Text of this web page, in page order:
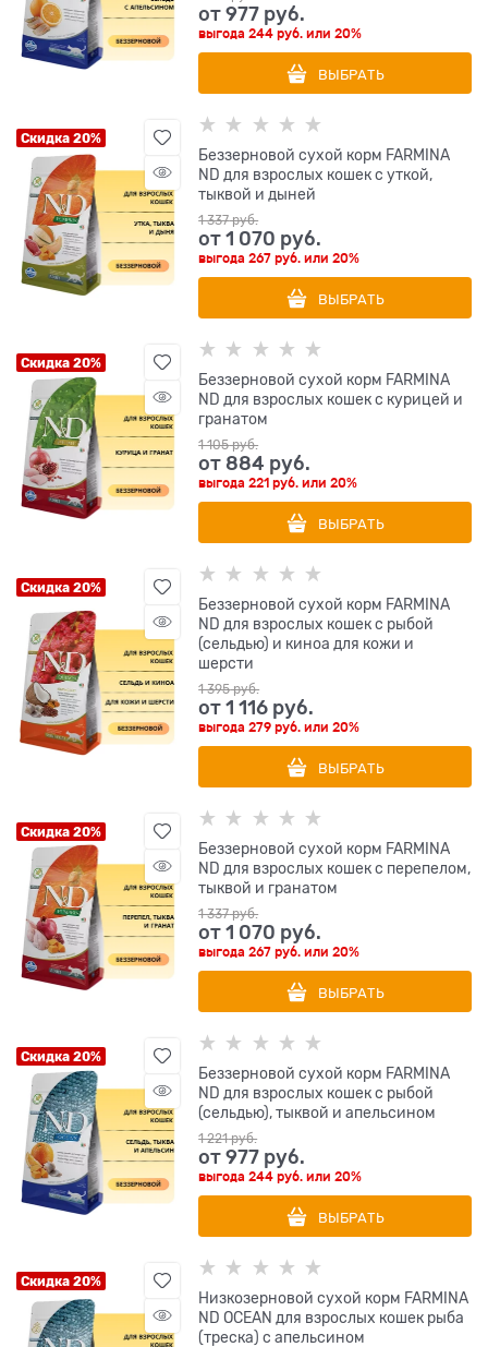
от977 руб.
выгода244 руб. или20%
ВЫБРАТЬ
Скидка 20%
Беззерновой cухой корм FARMINA
ND для взрослых кошек с уткой,
тыквой и дыней
1 337 руб.
от1 070 руб.
выгода267 руб. или20%
ВЫБРАТЬ
Скидка 20%
Беззерновой cухой корм FARMINA
ND для взрослых кошек с курицей и
гранатом
1 105 руб.
от 884 руб.
выгода221 руб. или20%
ВЫБРАТЬ
Скидка 20%
Беззерновой cухой корм FARMINA
ND для взрослых кошек с рыбой
(сельдью) и киноа для кожи и
шерсти
1 395 руб.
от1 116 руб.
выгода279 руб. или20%
ВЫБРАТЬ
Скидка 20%
Беззерновой cухой корм FARMINA
ND для взрослых кошек с перепелом,
тыквой и гранатом
1 337 руб.
от1 070 руб.
выгода267 руб. или20%
ВЫБРАТЬ
Скидка 20%
Беззерновой cухой корм FARMINA
ND для взрослых кошек с рыбой
(сельдью), тыквой и апельсином
1 221 руб.
от977 руб.
выгода244 руб. или20%
ВЫБРАТЬ
Скидка 20%
Низкозерновой cухой корм FARMINA
ND OCEAN для взрослых кошек рыба
(треска) с апельсином